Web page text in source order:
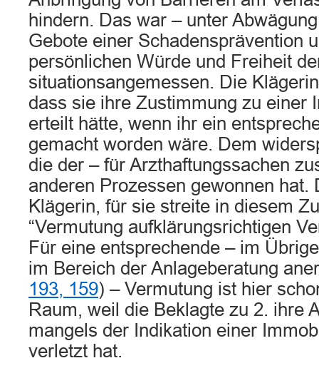
hindern. Das war – unter
Gebote einer Schadensprävention
persönlichen Würde und Freiheit
situationsangemessen. Die
dass sie ihre Zustimmung zu einer
erteilt hätte, wenn ihr ein
gemacht worden wäre. Dem
die der – für Arzthaftungssachen
anderen Prozessen gewonnen hat.
Klägerin, für sie streite in diesem
“Vermutung aufklärungsrichtigen
Für eine entsprechende – im
im Bereich der Anlageberatung
193, 159) – Vermutung ist hier
Raum, weil die Beklagte zu 2. ihre
mangels der Indikation einer
verletzt hat.